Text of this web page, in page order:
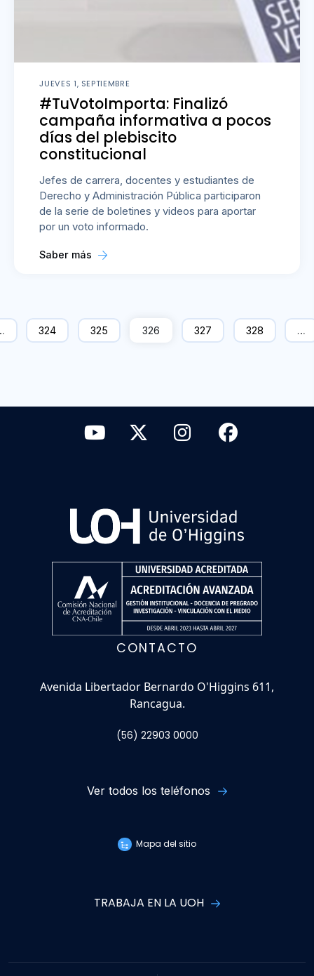
JUEVES 1, SEPTIEMBRE
#TuVotoImporta: Finalizó
campaña informativa a pocos
días del plebiscito
constitucional
Jefes de carrera, docentes y estudiantes de
Derecho y Administración Pública participaron
de la serie de boletines y videos para aportar
por un voto informado.
Saber más
324 325 326 327 328 …
CONTACTO
Avenida Libertador Bernardo O'Higgins 611,
Rancagua.
(56) 22903 0000
Ver todos los teléfonos
Mapa del sitio
TRABAJA EN LA UOH